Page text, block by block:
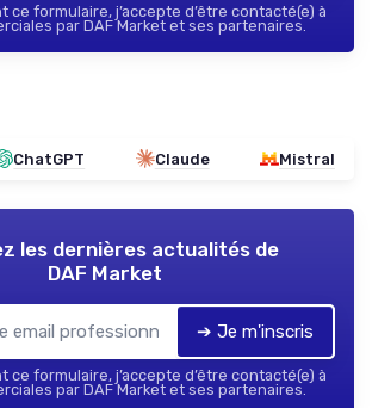
ce formulaire, j’accepte d’être contacté(e) à
par DAF Market et ses partenaires.
ChatGPT Claude Mistral
les dernières actualités de
DAF Market
➔ Je m'inscris
ce formulaire, j’accepte d’être contacté(e) à
par DAF Market et ses partenaires.